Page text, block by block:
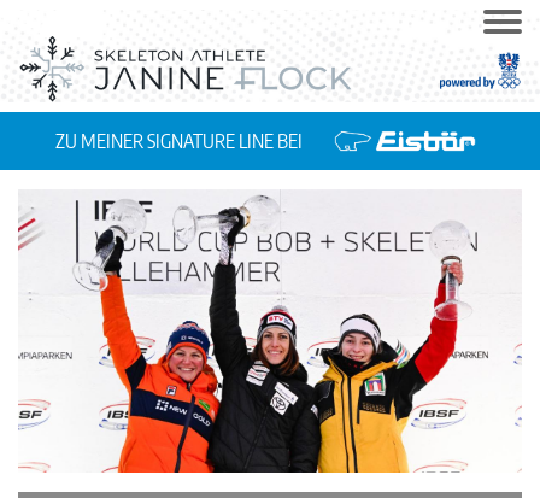
ZU MEINER SIGNATURE LINE BEI